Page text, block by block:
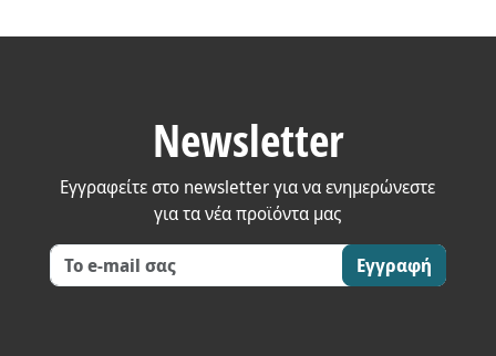
Newsletter
Εγγραφείτε στο newsletter για να ενημερώνεστε
για τα νέα προϊόντα μας
Εγγραφή